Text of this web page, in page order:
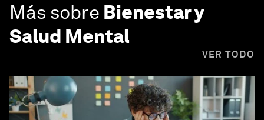
Más sobre Bienestar y
Salud Mental
VER TODO